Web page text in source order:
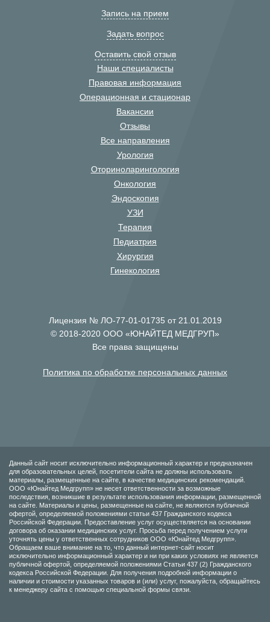
Запись на прием
Задать вопрос
Оставить свой отзыв
Наши специалисты
Правовая информация
Операционная и стационар
Вакансии
Отзывы
Все направления
Урология
Оториноларингология
Онкология
Эндоскопия
УЗИ
Терапия
Педиатрия
Хирургия
Гинекология
Лицензия № ЛО-77-01-01735 от 21.01.2019
© 2018-2020 ООО «ЮНАЙТЕД МЕДГРУП»
Все права защищены
Политика по обработке персональных данных
Данный сайт носит исключительно информационный характер и предназначен
для образовательных целей, посетители сайта не должны использовать
материалы, размещенные на сайте, в качестве медицинских рекомендаций.
ООО «Юнайтед Медгрупп» не несет ответственности за возможные
последствия, возникшие в результате использования информации, размещенной
на сайте. Материалы и цены, размещенные на сайте, не являются публичной
офертой, определяемой положениями статьи 437 Гражданского кодекса
Российской Федерации. Предоставление услуг осуществляется на основании
договора об оказании медицинских услуг. Просьба перед получением услуги
уточнять цены у ответственных сотрудников ООО «Юнайтед Медгрупп».
Обращаем ваше внимание на то, что данный интернет-сайт носит
исключительно информационный характер и ни при каких условиях не является
публичной офертой, определяемой положениями Статьи 437 (2) Гражданского
кодекса Российской Федерации. Для получения подробной информации о
наличии и стоимости указанных товаров и (или) услуг, пожалуйста, обращайтесь
к менеджеру сайта с помощью специальной формы связи.